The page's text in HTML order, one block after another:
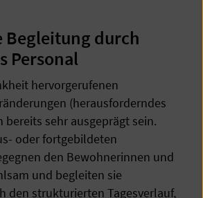
Begleitung durch
Personal
hervorgerufenen
(herausforderndes
bereits sehr ausgeprägt sein.
oder fortgebildeten
den Bewohnerinnen und
und begleiten sie
den strukturierten Tagesverlauf,